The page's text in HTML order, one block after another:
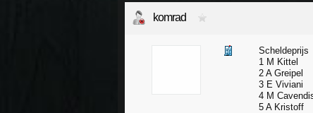
komrad
Scheldeprijs
1 M Kittel
2 A Greipel
3 E Viviani
4 M
5 A Kristoff